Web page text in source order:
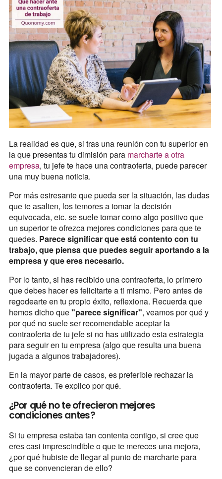
La realidad es que, si tras una reunión con tu superior en
la que presentas tu dimisión para marcharte a otra
empresa, tu jefe te hace una contraoferta, puede parecer
una muy buena noticia.
Por más estresante que pueda ser la situación, las dudas
que te asalten, los temores a tomar la decisión
equivocada, etc. se suele tomar como algo positivo que
un superior te ofrezca mejores condiciones para que te
quedes. Parece significar que está contento con tu
trabajo, que piensa que puedes seguir aportando a la
empresa y que eres necesario.
Por lo tanto, si has recibido una contraoferta, lo primero
que debes hacer es felicitarte a ti mismo. Pero antes de
regodearte en tu propio éxito, reflexiona. Recuerda que
hemos dicho que"parece significar", veamos por qué y
por qué no suele ser recomendable aceptar la
contraoferta de tu jefe si no has utilizado esta estrategia
para seguir en tu empresa (algo que resulta una buena
jugada a algunos trabajadores).
En la mayor parte de casos, es preferible rechazar la
contraoferta. Te explico por qué.
¿Por qué no te ofrecieron mejores
condiciones antes?
Si tu empresa estaba tan contenta contigo, si cree que
eres casi imprescindible o que te mereces una mejora,
¿por qué hubiste de llegar al punto de marcharte para
que se convencieran de ello?